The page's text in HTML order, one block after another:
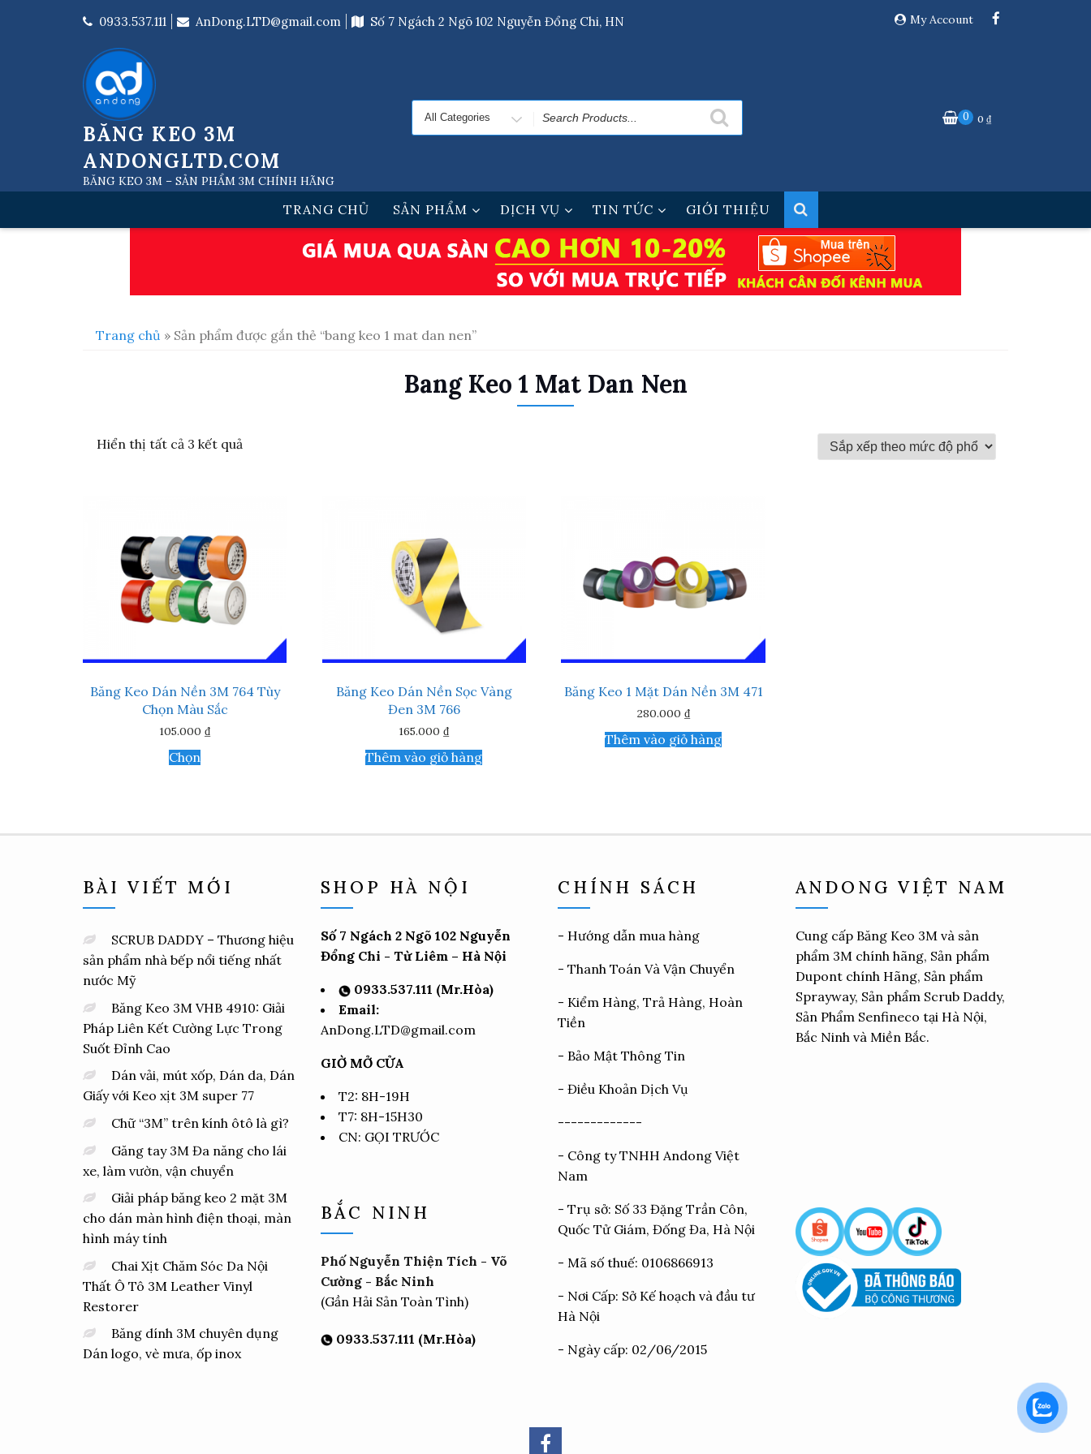
0933.537.111 AnDong.LTD@gmail.com Số 7 Ngách 2 Ngõ 102 Nguyễn Đổng Chi, HN My Account
BĂNG KEO 3M
ANDONGLTD.COM
BĂNG KEO 3M – SẢN PHẨM 3M CHÍNH HÃNG
Search
for
0 0₫
TRANG CHỦ SẢN PHẨM DỊCH VỤ TIN TỨC GIỚI THIỆU
Trang chủ » Sản phẩm được gắn thẻ “bang keo 1 mat dan nen”
Bang Keo 1 Mat Dan Nen
Hiển thị tất cả 3 kết quả
phổ
biến
Băng Keo Dán Nền 3M 764 Tùy
Chọn Màu Sắc
105.000 ₫
ChọnSản
phẩm
tùy
chọn
được
chọn
trên
phẩm
Băng Keo Dán Nền Sọc Vàng
Đen 3M 766
165.000 ₫
Thêm vào giỏ hàng
Băng Keo 1 Mặt Dán Nền 3M 471
280.000 ₫
Thêm vào giỏ hàng
BÀI VIẾT MỚI
SCRUB DADDY – Thương hiệu
sản phẩm nhà bếp nổi tiếng nhất
nước Mỹ
Băng Keo 3M VHB 4910: Giải
Pháp Liên Kết Cường Lực Trong
Suốt Đỉnh Cao
Dán vải, mút xốp, Dán da, Dán
Giấy với Keo xịt 3M super 77
Chữ “3M” trên kính ôtô là gì?
Găng tay 3M Đa năng cho lái
xe, làm vườn, vận chuyển
Giải pháp băng keo 2 mặt 3M
cho dán màn hình điện thoại, màn
hình máy tính
Chai Xịt Chăm Sóc Da Nội
Thất Ô Tô 3M Leather Vinyl
Restorer
Băng dính 3M chuyên dụng
Dán logo, vè mưa, ốp inox
SHOP HÀ NỘI
Số 7 Ngách 2 Ngõ 102 Nguyễn
Đổng Chi - Từ Liêm – Hà Nội
0933.537.111 (Mr.Hòa)
Email:
AnDong.LTD@gmail.com
GIỜ MỞ CỬA
T2: 8H-19H
T7: 8H-15H30
CN: GỌI TRƯỚC
BẮC NINH
Phố Nguyễn Thiện Tích - Võ
Cường - Bắc Ninh
(Gần Hải Sản Toàn Tình)
0933.537.111 (Mr.Hòa)
CHÍNH SÁCH
- Hướng dẫn mua hàng
- Thanh Toán Và Vận Chuyển
- Kiểm Hàng, Trả Hàng, Hoàn
Tiền
- Bảo Mật Thông Tin
- Điều Khoản Dịch Vụ
-------------
- Công ty TNHH Andong Việt
Nam
- Trụ sở: Số 33 Đặng Trần Côn,
Quốc Tử Giám, Đống Đa, Hà Nội
- Mã số thuế: 0106866913
- Nơi Cấp: Sở Kế hoạch và đầu tư
Hà Nội
- Ngày cấp: 02/06/2015
ANDONG VIỆT NAM
Cung cấp Băng Keo 3Mvà sản
phẩm 3M chính hãng, Sản phẩm
Dupont chính Hãng, Sản phẩm
Sprayway, Sản phẩm Scrub Daddy,
Sản Phẩm Senfineco tại Hà Nội,
Bắc Ninh và Miền Bắc.